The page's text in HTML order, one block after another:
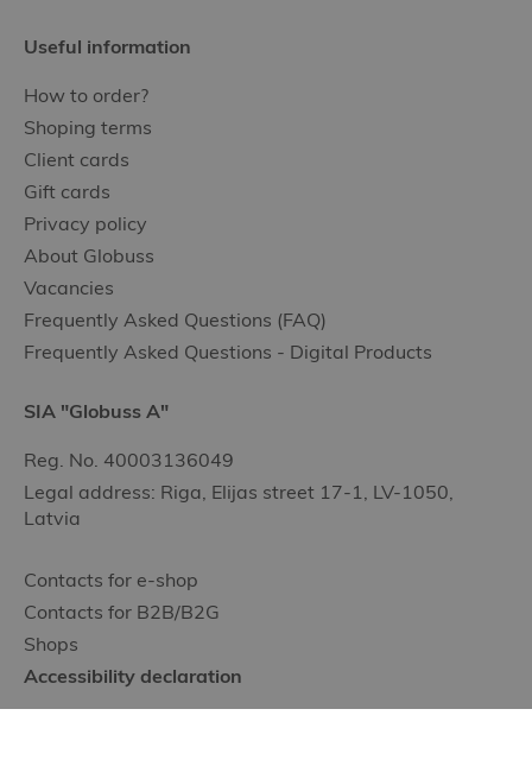
Useful information
How to order?
Shoping terms
Client cards
Gift cards
Privacy policy
About Globuss
Vacancies
Frequently Asked Questions (FAQ)
Frequently Asked Questions - Digital Products
SIA "Globuss A"
Reg. No. 40003136049
Legal address: Riga, Elijas street 17-1, LV-1050,
Latvia
Contacts for e-shop
Contacts for B2B/B2G
Shops
Accessibility declaration